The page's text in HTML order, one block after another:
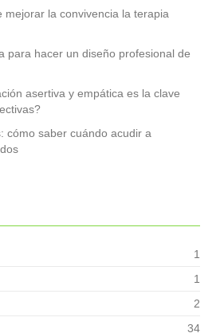
mejorar la convivencia la terapia
para hacer un diseño profesional de
asertiva y empática es la clave
cómo saber cuándo acudir a
1
1
2
34